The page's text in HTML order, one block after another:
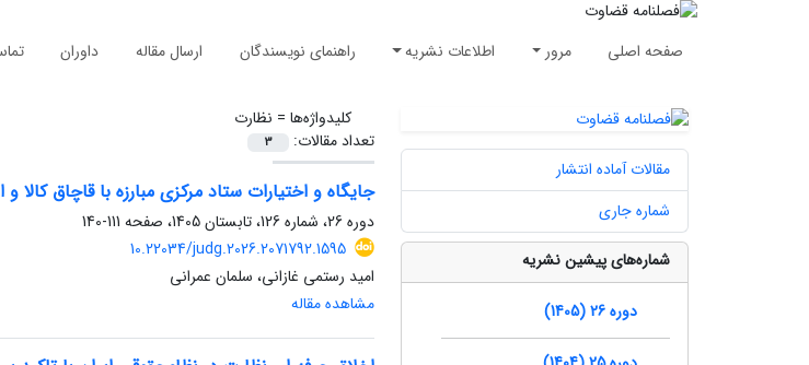
صفحه اصلی مرور اطلاعات نشریه راهنمای نویسندگان ارسال مقاله داوران
کلیدواژه‌ها = نظارت
تعداد مقالات:
3
جایگاه و اختیارات ستاد مرکزی مبارزه با قاچاق کالا
دوره 26، شماره 126، تابستان 1405، صفحه
111-140
10.22034/judg.2026.2071792.1595
امید رستمی غازانی، سلمان عمرانی
مشاهده مقاله
مقالات آماده انتشار
شماره جاری
شماره‌های پیشین نشریه
دوره 26 (1405)